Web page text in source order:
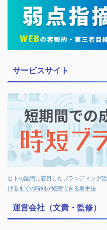
サービスサイト
ヒトの認識に着目したブランディング
げるまでの時間が短縮できる新手法
運営会社（文責・監修）